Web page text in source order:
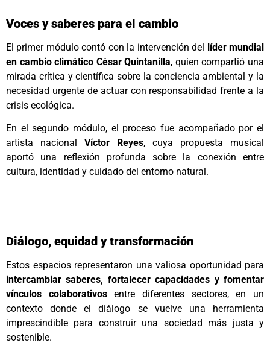
Voces y saberes para el cambio
El primer módulo contó con la intervención del líder mundial
en cambio climático César Quintanilla, quien compartió una
mirada crítica y científica sobre la conciencia ambiental y la
necesidad urgente de actuar con responsabilidad frente a la
crisis ecológica.
En el segundo módulo, el proceso fue acompañado por el
artista nacional Víctor Reyes, cuya propuesta musical
aportó una reflexión profunda sobre la conexión entre
cultura, identidad y cuidado del entorno natural.
Diálogo, equidad y transformación
Estos espacios representaron una valiosa oportunidad para
intercambiar saberes, fortalecer capacidades y fomentar
vínculos colaborativosentre diferentes sectores, en un
contexto donde el diálogo se vuelve una herramienta
imprescindible para construir una sociedad más justa y
sostenible.